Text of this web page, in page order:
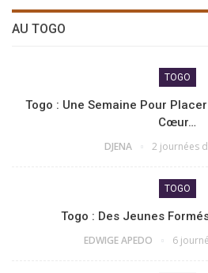
AU TOGO
TOGO
Togo : Une Semaine Pour
Cœur…
DJENA 2 journées
TOGO
Togo : Des Jeunes
EDWIGE APEDO 6